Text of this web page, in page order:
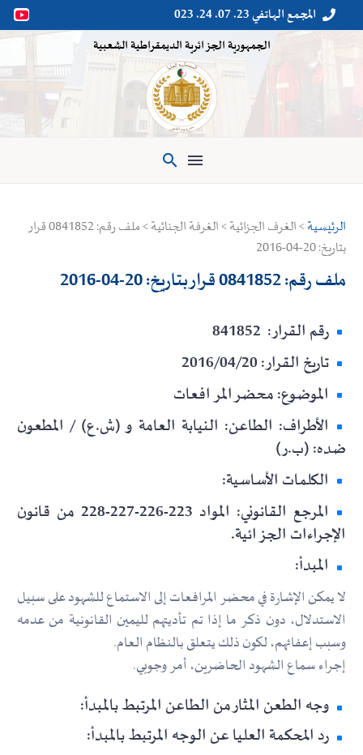

 المجمع الهاتفي 23. 07. 24. 023
الجمهورية الجزائرية الديمقراطية الشعبية

الرئيسية
> الغرف الجزائية > الغرفة الجنائية > ملف رقم: 0841852 قرار
بتاريخ: 20-04-2016
ملف رقم: 0841852 قرار بتاريخ: 20-04-2016
رقم القرار: 841852
تاريخ القرار: 2016/04/20
الموضوع: محضر المرافعات
الأطراف: الطاعن: النيابة العامة و (ش.ع) / المطعون
ضده: (ب.ر)
الكلمات الأساسية:
المرجع القانوني: المواد 223-226-227-228 من قانون
الإجراءات الجزائية.
المبدأ:
لا يمكن الإشارة في محضر المرافعات إلى الاستماع للشهود على سبيل
الاستدلال، دون ذكر ما إذا تم تأديتهم لليمين القانونية من عدمه
وسبب إعفائهم، لكون ذلك يتعلق بالنظام العام.
إجراء سماع الشهود الحاضرين، أمر وجوبي.
وجه الطعن المثار من الطاعن المرتبط بالمبدأ:
رد المحكمة العليا عن الوجه المرتبط بالمبدأ: